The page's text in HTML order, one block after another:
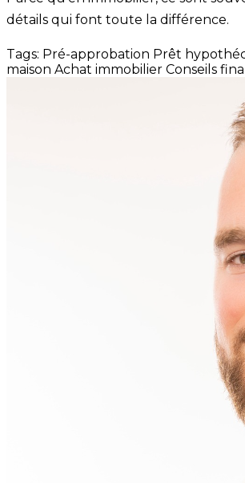
détails qui font toute la différence.
Tags: Pré-approbation Prêt
maison Achat immobilier Conseils